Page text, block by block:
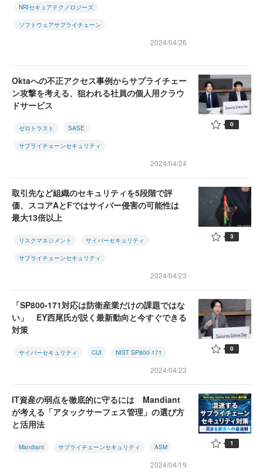
NRIセキュアテクノロジーズ
ソフトウェアサプライチェーン
2024/04/26
Oktaへの不正アクセス事例からサプライチェー
ン攻撃を考える、狙われる社員の個人用クラウ
ドサービス
ゼロトラスト SASE
サプライチェーンセキュリティ
2024/04/24
0
取引先など組織のセキュリティを5段階で評
価、スコアAとFではサイバー侵害の可能性は
最大13倍以上
リスクマネジメント サイバーセキュリティ
サプライチェーンセキュリティ
2024/04/23
3
「SP800-171対応は防衛産業だけの課題ではな
い」 EY西尾氏が説く最新動向と今すぐできる
対策
サイバーセキュリティ CUI NIST SP800-171
2024/04/23
0
IT資産の弱点を徹底的に守るには Mandiant
が考える「アタックサーフェス管理」の選び方
と活用法
Mandiant サプライチェーンセキュリティ ASM
2024/04/19
1